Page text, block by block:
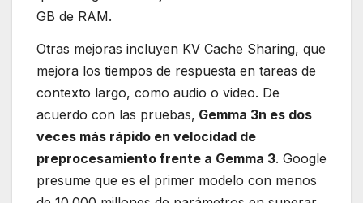
GB de RAM.
Otras mejoras incluyen KV Cache Sharing, que
mejora los tiempos de respuesta en tareas de
contexto largo, como audio o video. De
acuerdo con las pruebas, Gemma 3n es dos
veces más rápido en velocidad de
preprocesamiento frente a Gemma 3. Google
presume que es el primer modelo con menos